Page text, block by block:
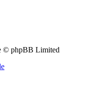
© phpBB Limited